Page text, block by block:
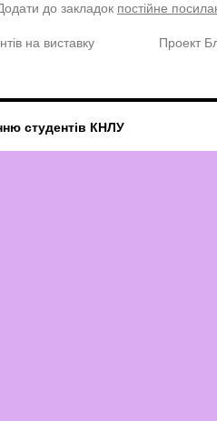
до закладок постійне
на виставку
Проект
студентів КНЛУ